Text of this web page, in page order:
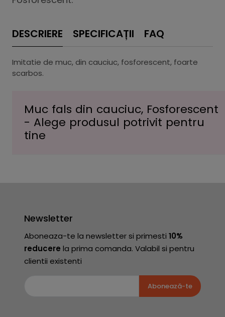
DESCRIERE SPECIFICAȚII FAQ
Imitatie de muc, din cauciuc, fosforescent, foarte
scarbos.
Muc fals din cauciuc, Fosforescent
- Alege produsul potrivit pentru
tine
Newsletter
Aboneaza-te la newsletter si primesti 10%
reducere la prima comanda. Valabil si pentru
clientii existenti
Abonează-te